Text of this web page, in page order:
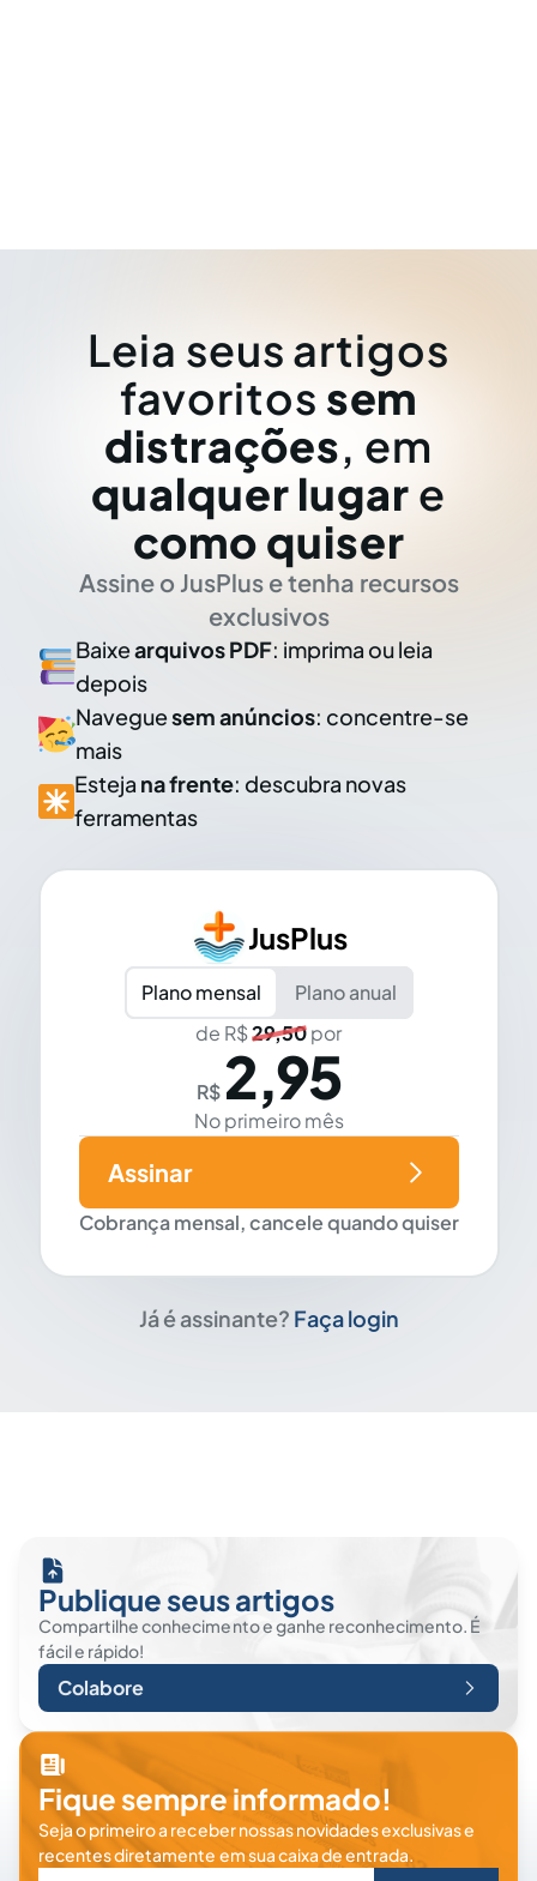
Leia seus artigos
favoritos sem
distrações, em
qualquer lugar e
como quiser
Assine o JusPlus e tenha recursos
exclusivos
Baixearquivos PDF: imprima ou leia
depois
Naveguesem anúncios: concentre-se
mais
Esteja na frente: descubra novas
ferramentas
JusPlus
Plano mensal
Plano anual
de R$29,50por
R$ 2,95
No primeiro mês
Cobrança mensal, cancele quando quiser
Assinar
Já é assinante? Faça login
Publique seus artigos
Compartilhe conhecimento e ganhe reconhecimento. É
fácil e rápido!
Colabore
Fique sempre informado!
Seja o primeiro a receber nossas novidades exclusivas e
recentes diretamente em sua caixa de entrada.